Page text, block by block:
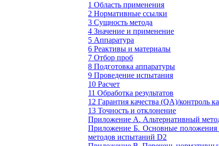
1 Область применения
2 Нормативные ссылки
3 Сущность метода
4 Значение и применение
5 Аппаратура
6 Реактивы и материалы
7 Отбор проб
8 Подготовка аппаратуры
9 Проведение испытания
10 Расчет
11 Обработка результатов
12 Гарантия качества (QА)/контроль
13 Точность и отклонение
Приложение А. Альтернативный
Приложение Б. Основные положения
методов испытанийD2